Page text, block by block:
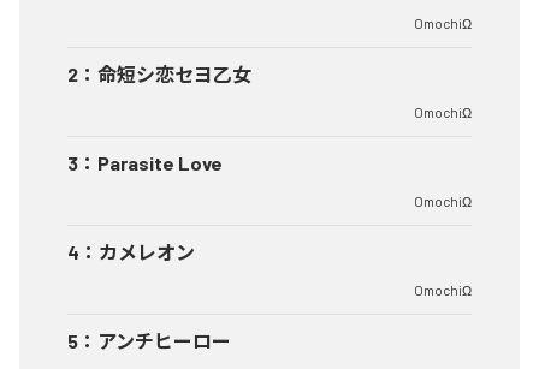
OmochiΩ
2 ： 命短シ恋セヨ乙女
OmochiΩ
3 ： Parasite Love
OmochiΩ
4 ： カメレオン
OmochiΩ
5 ： アンチヒーロー